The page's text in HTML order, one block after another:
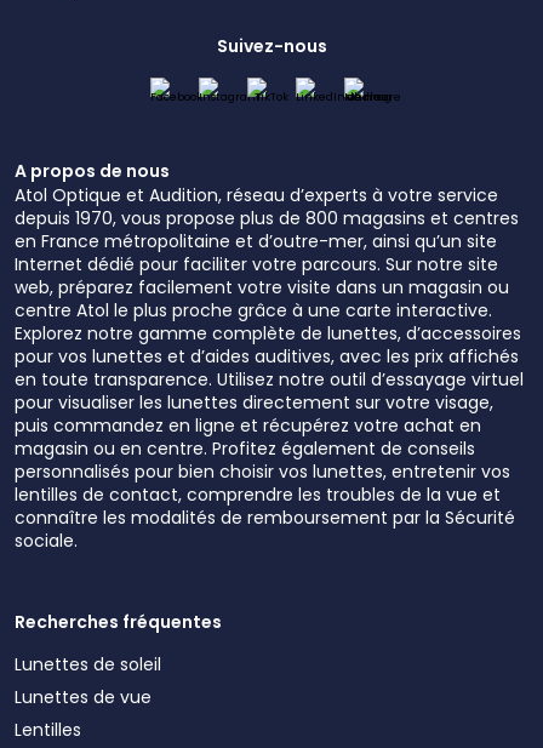
Suivez-nous
A propos de nous
Atol Optique et Audition, réseau d’experts à votre service
depuis 1970, vous propose plus de 800 magasins et centres
en France métropolitaine et d’outre-mer, ainsi qu’un site
Internet dédié pour faciliter votre parcours. Sur notre site
web, préparez facilement votre visite dans un magasin ou
centre Atol le plus proche grâce à une carte interactive.
Explorez notre gamme complète de lunettes, d’accessoires
pour vos lunettes et d’aides auditives, avec les prix affichés
en toute transparence. Utilisez notre outil d’essayage virtuel
pour visualiser les lunettes directement sur votre visage,
puis commandez en ligne et récupérez votre achat en
magasin ou en centre. Profitez également de conseils
personnalisés pour bien choisir vos lunettes, entretenir vos
lentilles de contact, comprendre les troubles de la vue et
connaître les modalités de remboursement par la Sécurité
sociale.
Recherches fréquentes
Lunettes de soleil
Lunettes de vue
Lentilles